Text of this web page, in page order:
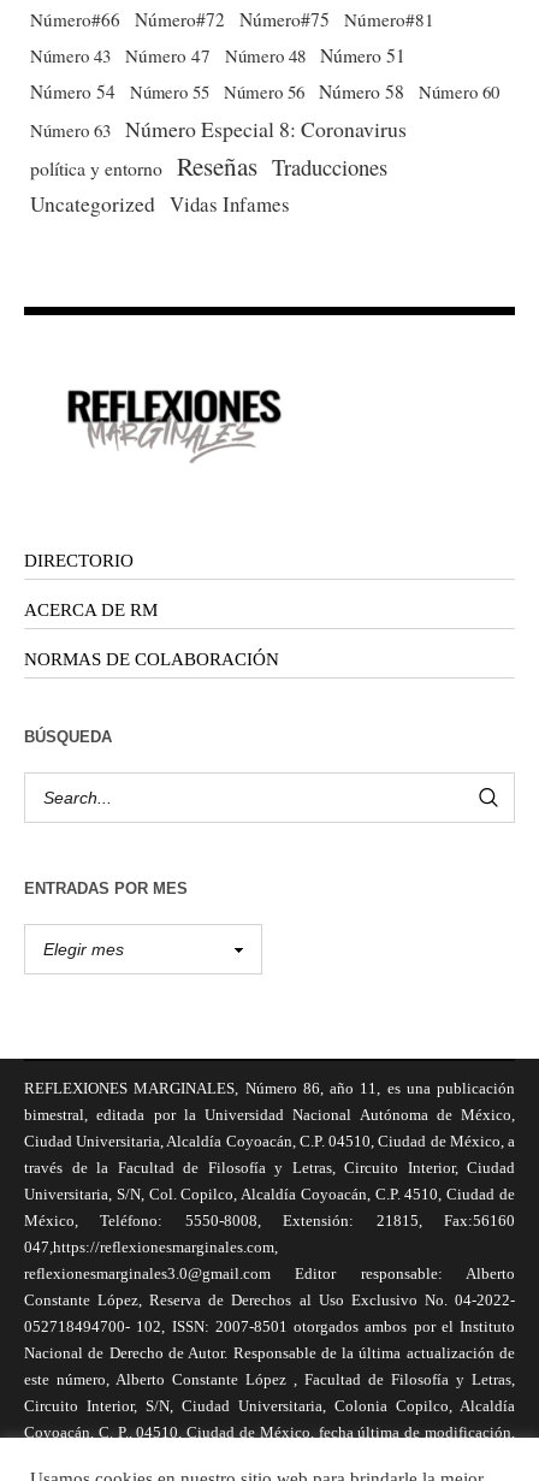
Número#66
Número#72 Número#75
Número#81
Número 43 Número 47 Número 48 Número 51
Número 54 Número 55 Número 56 Número 58
Número 60
Número 63 Número Especial 8: Coronavirus
política y entorno Reseñas Traducciones
Uncategorized Vidas Infames
DIRECTORIO
ACERCA DE RM
NORMAS DE COLABORACIÓN
BÚSQUEDA
ENTRADAS POR MES
REFLEXIONES MARGINALES, Número 86, año 11, es una publicación
bimestral, editada por la Universidad Nacional Autónoma de México,
Ciudad Universitaria, Alcaldía Coyoacán, C.P. 04510, Ciudad de México, a
través de la Facultad de Filosofía y Letras, Circuito Interior, Ciudad
Universitaria, S/N, Col. Copilco, Alcaldía Coyoacán, C.P. 4510, Ciudad de
México, Teléfono: 5550-8008, Extensión: 21815, Fax:56160
047,https://reflexionesmarginales.com,
reflexionesmarginales3.0@gmail.com Editor responsable: Alberto
Constante López, Reserva de Derechos al Uso Exclusivo No. 04-2022-
052718494700- 102, ISSN: 2007-8501 otorgados ambos por el Instituto
Nacional de Derecho de Autor. Responsable de la última actualización de
este número, Alberto Constante López , Facultad de Filosofía y Letras,
Circuito Interior, S/N, Ciudad Universitaria, Colonia Copilco, Alcaldía
Coyoacán, C. P., 04510, Ciudad de México, fecha última de modificación,